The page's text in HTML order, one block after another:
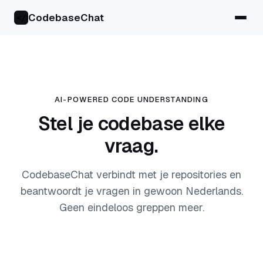
</>CodebaseChat
AI-POWERED CODE UNDERSTANDING
Stel je codebase elke
vraag.
CodebaseChat verbindt met je repositories en
beantwoordt je vragen in gewoon Nederlands.
Geen eindeloos greppen meer.